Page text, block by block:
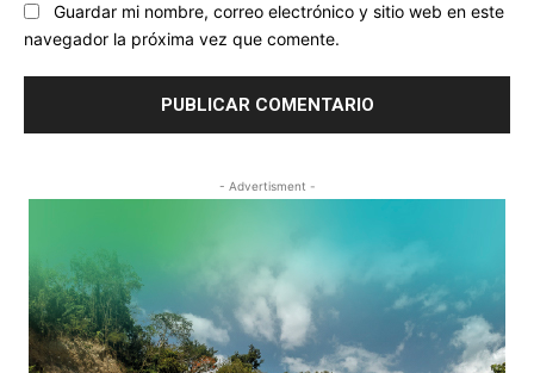
Guardar mi nombre, correo electrónico y sitio web en este
navegador la próxima vez que comente.
- Advertisment -